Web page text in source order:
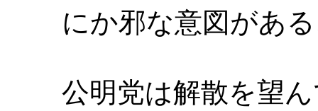
にか邪な意図があ
公明党は解散を望